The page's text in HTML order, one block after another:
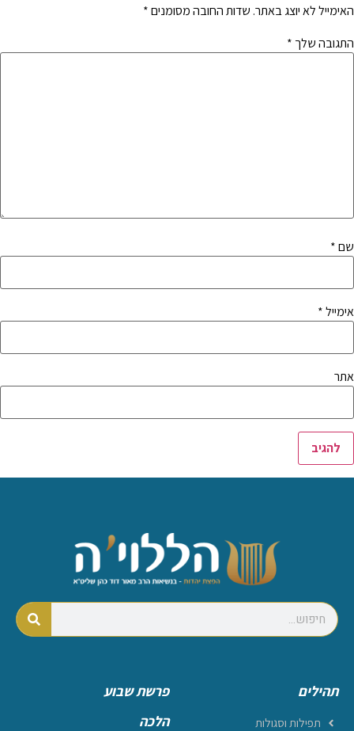
האימייל לא יוצג באתר. שדות החובה מסומנים*
התגובה שלך *
שם*
אימייל*
אתר
תהילים
תפילות וסגולות
פרשת שבוע
הלכה